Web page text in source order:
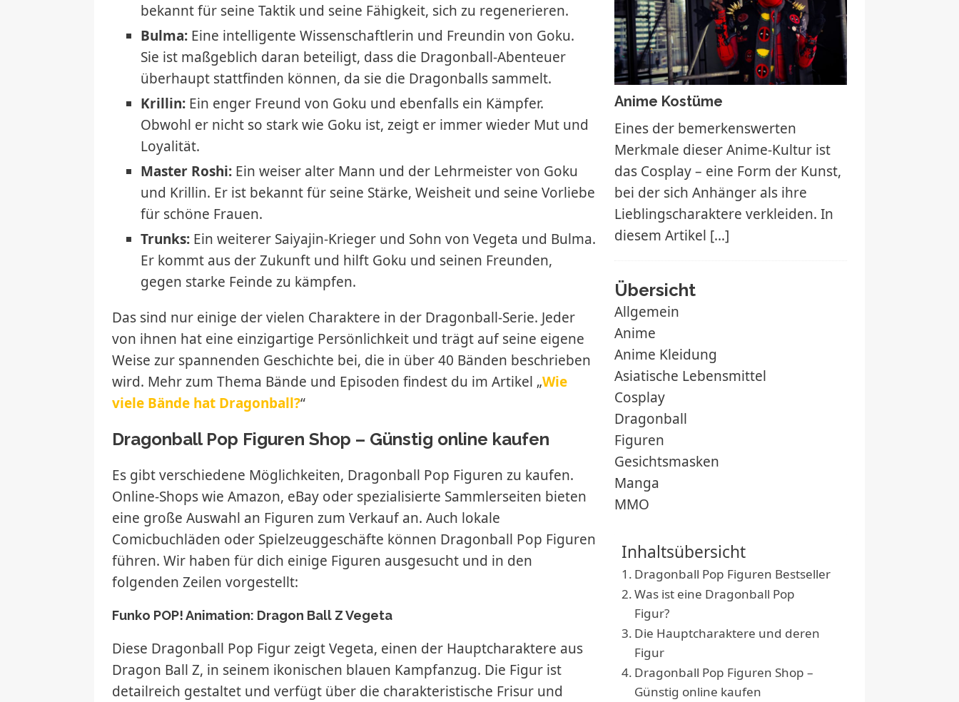
bekannt für seine Taktik und seine Fähigkeit, sich zu regenerieren.
Bulma: Eine intelligente Wissenschaftlerin und Freundin von Goku.
Sie ist maßgeblich daran beteiligt, dass die Dragonball-Abenteuer
überhaupt stattfinden können, da sie die Dragonballs sammelt.
Krillin: Ein enger Freund von Goku und ebenfalls ein Kämpfer.
Obwohl er nicht so stark wie Goku ist, zeigt er immer wieder Mut und
Loyalität.
Master Roshi: Ein weiser alter Mann und der Lehrmeister von Goku
und Krillin. Er ist bekannt für seine Stärke, Weisheit und seine Vorliebe
für schöne Frauen.
Trunks: Ein weiterer Saiyajin-Krieger und Sohn von Vegeta und Bulma.
Er kommt aus der Zukunft und hilft Goku und seinen Freunden,
gegen starke Feinde zu kämpfen.
Das sind nur einige der vielen Charaktere in der Dragonball-Serie. Jeder
von ihnen hat eine einzigartige Persönlichkeit und trägt auf seine eigene
Weise zur spannenden Geschichte bei, die in über 40 Bänden beschrieben
wird. Mehr zum Thema Bände und Episoden findest du im Artikel „Wie
viele Bände hat Dragonball?“
Dragonball Pop Figuren Shop – Günstig online kaufen
Es gibt verschiedene Möglichkeiten, Dragonball Pop Figuren zu kaufen.
Online-Shops wie Amazon, eBay oder spezialisierte Sammlerseiten bieten
eine große Auswahl an Figuren zum Verkauf an. Auch lokale
Comicbuchläden oder Spielzeuggeschäfte können Dragonball Pop Figuren
führen. Wir haben für dich einige Figuren ausgesucht und in den
folgenden Zeilen vorgestellt:
Funko POP! Animation: Dragon Ball Z Vegeta
Diese Dragonball Pop Figur zeigt Vegeta, einen der Hauptcharaktere aus
Dragon Ball Z, in seinem ikonischen blauen Kampfanzug. Die Figur ist
detailreich gestaltet und verfügt über die charakteristische Frisur und
Anime Kostüme
Eines der bemerkenswerten
Merkmale dieser Anime-Kultur ist
das Cosplay – eine Form der Kunst,
bei der sich Anhänger als ihre
Lieblingscharaktere verkleiden. In
diesem Artikel […]
Übersicht
Allgemein
Anime
Anime Kleidung
Asiatische Lebensmittel
Cosplay
Dragonball
Figuren
Gesichtsmasken
Manga
MMO
Inhaltsübersicht
Dragonball Pop Figuren Bestseller
Was ist eine Dragonball Pop
Figur?
Die Hauptcharaktere und deren
Figur
Dragonball Pop Figuren Shop –
Günstig online kaufen